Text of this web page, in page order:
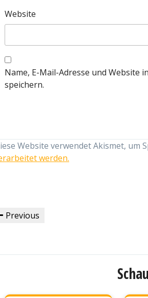
Website
Name, E-Mail-Adresse und Website
speichern.
Website verwendet Akismet, um
werden.
Previous
Previous